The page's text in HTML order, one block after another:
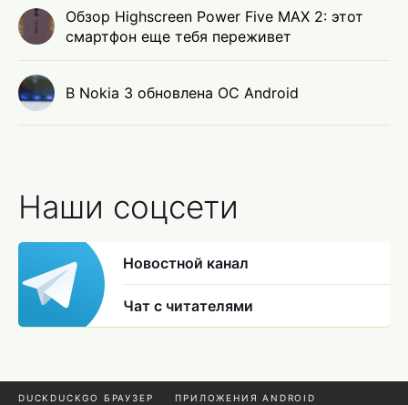
Обзор Highscreen Power Five MAX 2: этот
смартфон еще тебя переживет
В Nokia 3 обновлена ОС Android
Наши соцсети
Новостной канал
Чат с читателями
DUCKDUCKGO БРАУЗЕР ПРИЛОЖЕНИЯ ANDROID